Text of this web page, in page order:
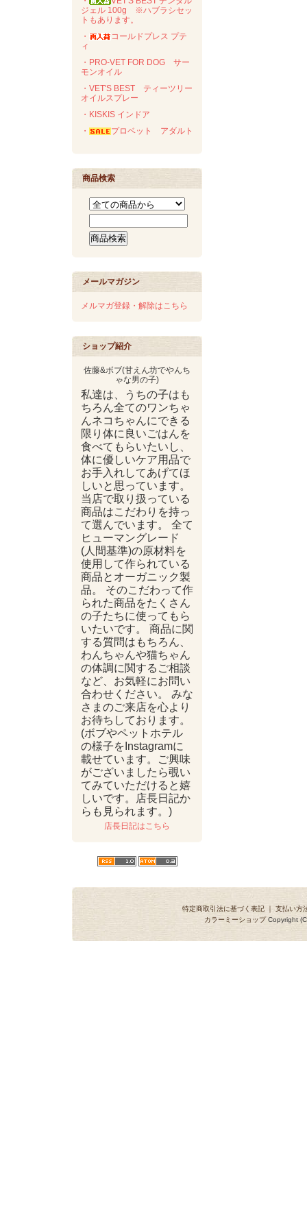
ジェル 100g ※ハブラシセッ
トもあります。
・
コールドプレス プテ
ィ
・PRO-VET FOR DOG サー
モンオイル
・VET'S BEST ティーツリー
オイルスプレー
・KISKIS インドア
・
プロベット アダルト
商品検索
メールマガジン
メルマガ登録・解除はこちら
ショップ紹介
佐藤&ボブ(甘えん坊でやんち
ゃな男の子)
私達は、うちの子はも
ちろん全てのワンちゃ
んネコちゃんにできる
限り体に良いごはんを
食べてもらいたいし、
体に優しいケア用品で
お手入れしてあげてほ
しいと思っています。
当店で取り扱っている
商品はこだわりを持っ
て選んでいます。 全て
ヒューマングレード
(人間基準)の原材料を
使用して作られている
商品とオーガニック製
品。 そのこだわって作
られた商品をたくさん
の子たちに使ってもら
いたいです。 商品に関
する質問はもちろん、
わんちゃんや猫ちゃん
の体調に関するご相談
など、お気軽にお問い
合わせください。 みな
さまのご来店を心より
お待ちしております。
(ボブやペットホテル
の様子をInstagramに
載せています。ご興味
がございましたら覗い
てみていただけると嬉
しいです。店長日記か
らも見られます。)
店長日記はこちら
特定商取引法に基づく表記 ｜ 支払い方
カラーミーショップCopyright